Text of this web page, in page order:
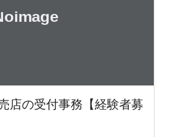
店の受付事務【経験者募